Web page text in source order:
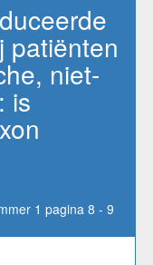
patiënten
niet-
is
1 pagina 8 - 9